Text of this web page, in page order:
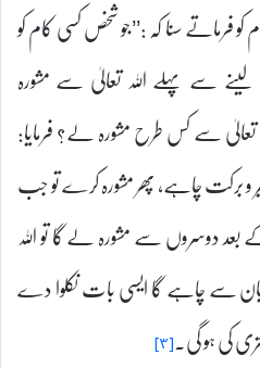
فرماتے سنا کہ :’’جو شخص کسی کام کو
سے پہلے اللہ تعالیٰ سے مشورہ
سے کس طرح مشورہ لے؟ فرمایا:
و برکت چاہے، پھر مشورہ کرے تو جب
دوسروں سے مشورہ لے گا تو اللہ
سے چاہے گا ایسی بات نکلوا دے
کی ہو گی۔[۳]